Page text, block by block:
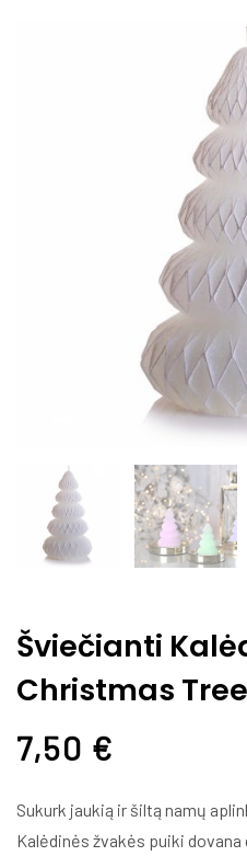
Šviečianti
Christmas
7,50 €
Sukurk jaukią ir šiltą namų
Kalėdinės žvakės puiki dovana